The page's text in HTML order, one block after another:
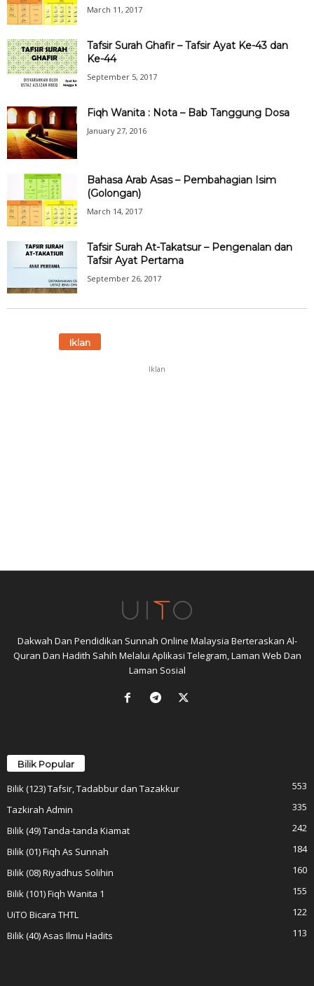
March 11, 2017
Tafsir Surah Ghafir – Tafsir Ayat Ke-43 dan
Ke-44
September 5, 2017
Fiqh Wanita : Nota – Bab Tanggung Dosa
January 27, 2016
Bahasa Arab Asas – Pembahagian Isim
(Golongan)
March 14, 2017
Tafsir Surah At-Takatsur – Pengenalan dan
Tafsir Ayat Pertama
September 26, 2017
Iklan
Iklan
Dakwah Dan Pendidikan Sunnah Online Malaysia Berteraskan Al-
Quran Dan Hadith Sahih Melalui Aplikasi Telegram, Laman Web Dan
Laman Sosial
Bilik Popular
Bilik (123) Tafsir, Tadabbur dan Tazakkur
553
Tazkirah Admin
335
Bilik (49) Tanda-tanda Kiamat
242
Bilik (01) Fiqh As Sunnah
184
Bilik (08) Riyadhus Solihin
160
Bilik (101) Fiqh Wanita 1
155
UiTO Bicara THTL
122
Bilik (40) Asas Ilmu Hadits
113